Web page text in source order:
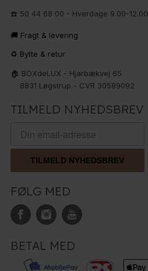
☎️ 50 44 68 00 - Hverdage 9.00-12.00
🚚 Fragt & levering
♻️ Bytte & retur
🏠 BOXdeLUX - Hjarbækvej 65
8831 Løgstrup - CVR 30589092
TILMELD NYHEDSBREV
TILMELD NYHEDSBREV
FØLG MED
BETAL MED